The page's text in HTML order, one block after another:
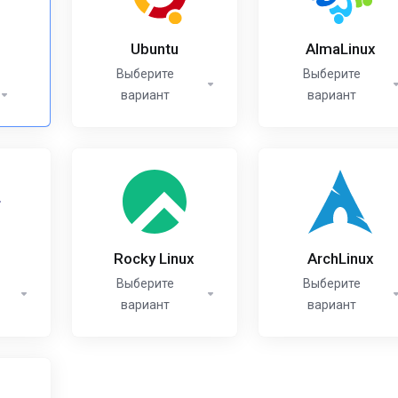
Ubuntu
Выберите
вариант
AlmaLinux
Выберите
вариант
Rocky Linux
Выберите
вариант
ArchLinux
Выберите
вариант